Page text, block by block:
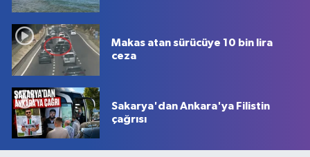
Makas atan sürücüye 10 bin lira
ceza
Sakarya'dan Ankara'ya Filistin
çağrısı